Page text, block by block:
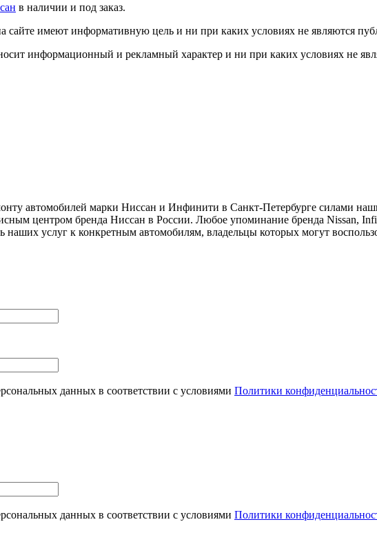
в наличии и под заказ.
сайте имеют информативную цель и ни при каких условиях не являются
информационный и рекламный характер и ни при каких условиях не
автомобилей марки Ниссан и Инфинити в Санкт-Петербурге силами
центром бренда Ниссан в России. Любое упоминание бренда Nissan,
наших услуг к конкретным автомобилям, владельцы которых могут
данных в соответствии с условиями Политики
данных в соответствии с условиями Политики